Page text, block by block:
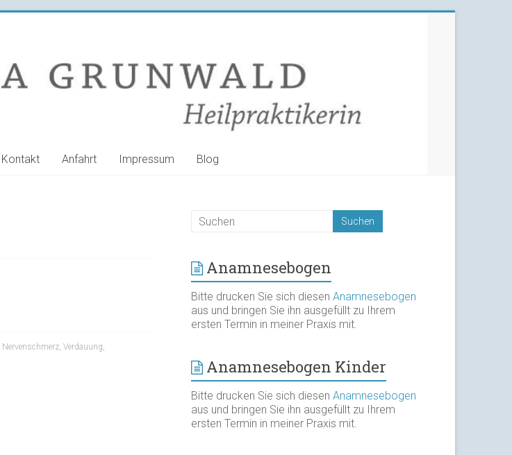
Kontakt Anfahrt Impressum Blog
Nervenschmerz, Verdauung,
Anamnesebogen
Bitte drucken Sie sich diesenAnamnesebogen
aus und bringen Sie ihn ausgefüllt zu Ihrem
ersten Termin in meiner Praxis mit.
Anamnesebogen Kinder
Bitte drucken Sie sich diesenAnamnesebogen
aus und bringen Sie ihn ausgefüllt zu Ihrem
ersten Termin in meiner Praxis mit.